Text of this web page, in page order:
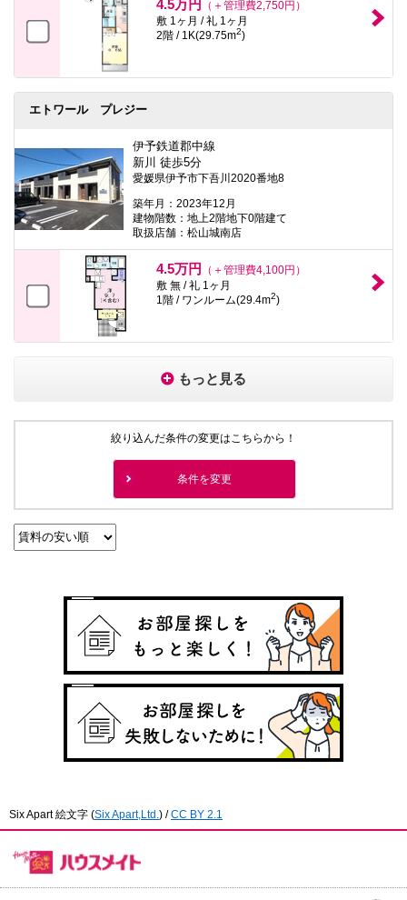
4.5万円
（＋管理費2,750円）
敷 1ヶ月 / 礼 1ヶ月
2階 / 1K(29.75m2)
エトワール プレジー
伊予鉄道郡中線
新川 徒歩5分
愛媛県伊予市下吾川2020番地8
築年月：2023年12月
建物階数：地上2階地下0階建て
取扱店舗：松山城南店
4.5万円
（＋管理費4,100円）
敷 無 / 礼 1ヶ月
1階 / ワンルーム(29.4m2)
もっと見る
絞り込んだ条件の変更はこちらから！
条件を変更
Six Apart 絵文字 (Six Apart,Ltd. ) /CC BY 2.1